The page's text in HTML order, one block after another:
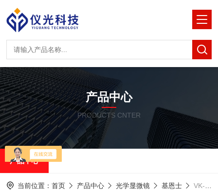
产品中心
PRODUCTS CNTER
产品中心
当前位置： 首页 产品中心 光学显微镜 基恩士 VK-X3000基恩士显微镜：微型光学元件的质检保障